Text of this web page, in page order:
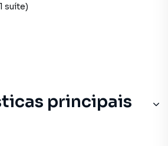
suíte)
principais